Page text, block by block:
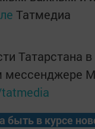
Татмедиа
Татарстана в
мессенджере
быть в курсе